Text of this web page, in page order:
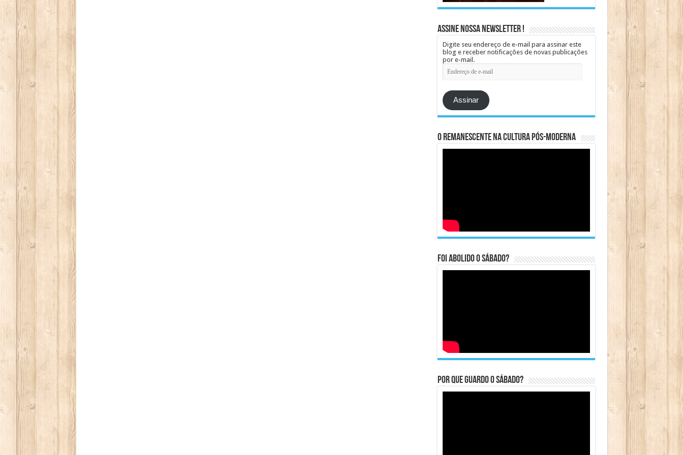
Assine Nossa Newsletter !
Digite seu endereço de e-mail para assinar este
blog e receber notificações de novas publicações
por e-mail.
Endereço
de
e-
mail
Assinar
O remanescente na cultura pós-moderna
Foi abolido o sábado?
Por que guardo o Sábado?